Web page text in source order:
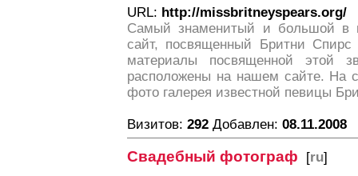
URL: http://missbritneyspears.org/
Самый знаменитый и большой в
сайт, посвященный Бритни
материалы посвященной этой
расположены на нашем сайте. На
фото галерея известной певицы
Визитов: 292 Добавлен: 08.11.2008
Свадебный фотограф [ru]